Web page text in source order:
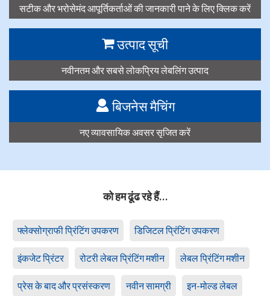
सटीक और भरोसेमंद आपूर्तिकर्ताओं की जानकारी पाने के लिए क्लिक करें
उत्पाद सूची
नवीनतम और सबसे लोकप्रिय लेबलिंग उत्पाद
बिजनेस मैचिंग
नए व्यावसायिक अवसर सृजित करें
को हम ढूंढ रहे हैं…
फ्लेक्सोग्राफी प्रिंटिंग उपकरण डिजिटल प्रिंटिंग उपकरण
इंकजेट प्रिंटर रोटरी लेबल प्रिंटिंग मशीन लेबल प्रिंटिंग मशीन
प्रेस के बाद और प्रसंस्करण नवीन सामग्री इन-मोल्ड लेबल